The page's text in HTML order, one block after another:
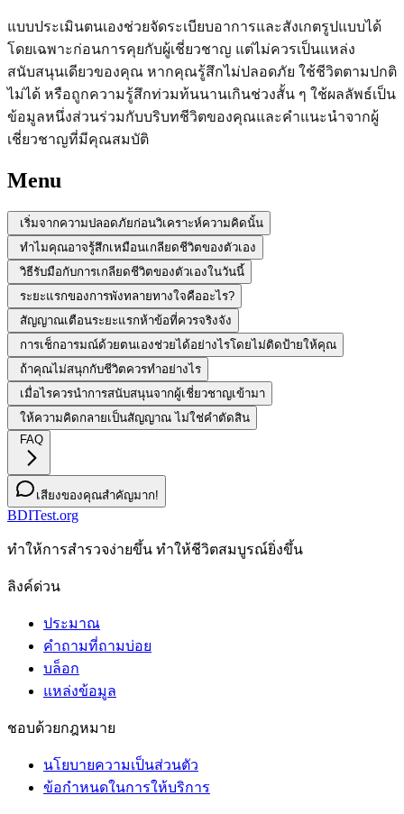
แบบประเมินตนเองช่วยจัดระเบียบอาการและสังเกตรูปแบบได้
โดยเฉพาะก่อนการคุยกับผู้เชี่ยวชาญ แต่ไม่ควรเป็นแหล่ง
สนับสนุนเดียวของคุณ หากคุณรู้สึกไม่ปลอดภัย ใช้ชีวิตตามปกติ
ไม่ได้ หรือถูกความรู้สึกท่วมท้นนานเกินช่วงสั้น ๆ ใช้ผลลัพธ์เป็น
ข้อมูลหนึ่งส่วนร่วมกับบริบทชีวิตของคุณและคำแนะนำจากผู้
เชี่ยวชาญที่มีคุณสมบัติ
Menu
เริ่มจากความปลอดภัยก่อนวิเคราะห์ความคิดนั้น
ทำไมคุณอาจรู้สึกเหมือนเกลียดชีวิตของตัวเอง
วิธีรับมือกับการเกลียดชีวิตของตัวเองในวันนี้
ระยะแรกของการพังทลายทางใจคืออะไร?
สัญญาณเตือนระยะแรกห้าข้อที่ควรจริงจัง
การเช็กอารมณ์ด้วยตนเองช่วยได้อย่างไรโดยไม่ติดป้ายให้คุณ
ถ้าคุณไม่สนุกกับชีวิตควรทำอย่างไร
เมื่อไรควรนำการสนับสนุนจากผู้เชี่ยวชาญเข้ามา
ให้ความคิดกลายเป็นสัญญาณ ไม่ใช่คำตัดสิน
FAQ
เสียงของคุณสำคัญมาก!
BDITest.org
ทําให้การสํารวจง่ายขึ้น ทําให้ชีวิตสมบูรณ์ยิ่งขึ้น
ลิงค์ด่วน
ประมาณ
คำถามที่ถามบ่อย
บล็อก
แหล่งข้อมูล
ชอบด้วยกฎหมาย
นโยบายความเป็นส่วนตัว
ข้อกําหนดในการให้บริการ